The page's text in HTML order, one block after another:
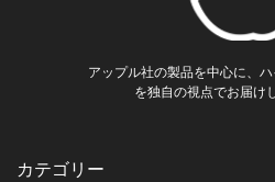
アップル社の製品を中心に、
を独自の視点でお届け